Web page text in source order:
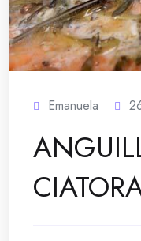
Emanuela